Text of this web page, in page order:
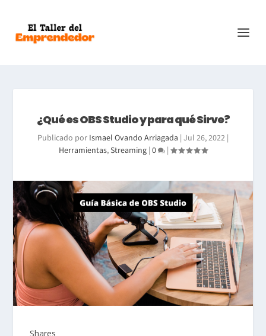
¿Qué es OBS Studio y para qué Sirve?
Publicado por Ismael Ovando Arriagada | Jul 26, 2022 |
Herramientas,Streaming | 0 |
Shares